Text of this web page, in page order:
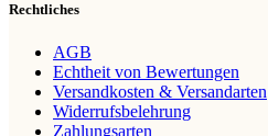
Rechtliches
AGB
Echtheit von Bewertungen
Versandkosten & Versandarten
Widerrufsbelehrung
Zahlungsarten